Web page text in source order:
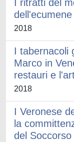
I ritratti del
2018
I tabernacoli
Marco in
restauri e
2018
I Veronese
la
del Soccorso